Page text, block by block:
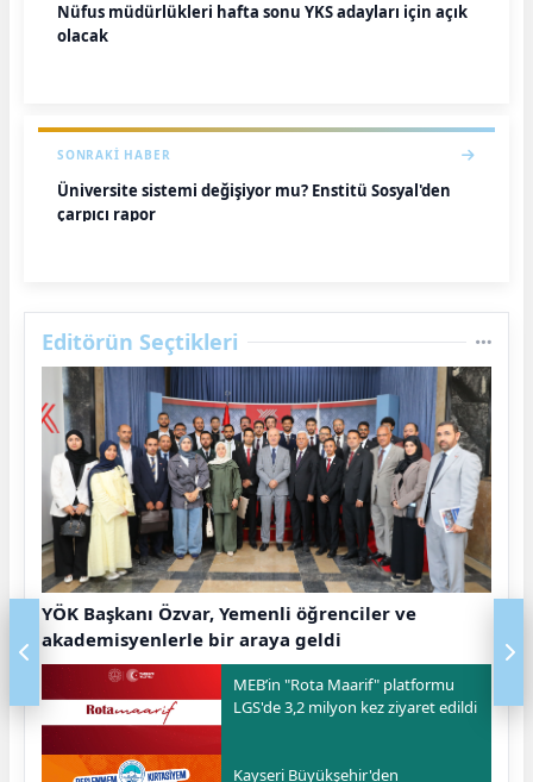
Nüfus müdürlükleri hafta sonu YKS adayları için açık
olacak
SONRAKI HABER
Üniversite sistemi değişiyor mu? Enstitü Sosyal'den
çarpıcı rapor
Editörün Seçtikleri
YÖK Başkanı Özvar, Yemenli öğrenciler ve
akademisyenlerle bir araya geldi
MEB’in "Rota Maarif" platformu
LGS'de 3,2 milyon kez ziyaret edildi
Kayseri Büyükşehir'den